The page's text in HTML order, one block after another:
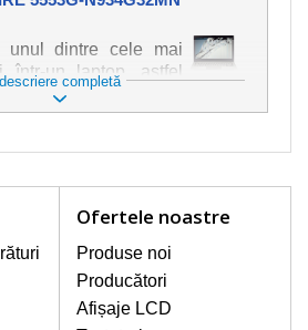
unul dintre cele mai
într-un laptop, astfel
să oferim piese de
mai bună calitate.
atenție. Cele mai
cum ar fi afișajul rupt
dungile verticale,
luminozitatea
descriere completă
Ofertele noastre
Produse noi
Producători
Afișaje LCD